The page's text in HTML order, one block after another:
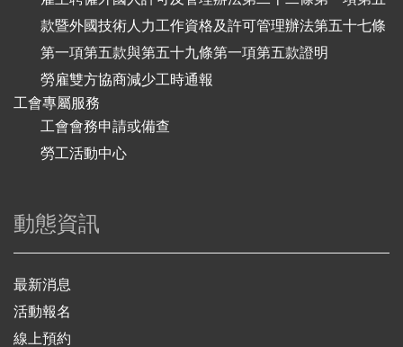
款暨外國技術人力工作資格及許可管理辦法第五十七條
第一項第五款與第五十九條第一項第五款證明
勞雇雙方協商減少工時通報
工會專屬服務
工會會務申請或備查
勞工活動中心
動態資訊
最新消息
活動報名
線上預約